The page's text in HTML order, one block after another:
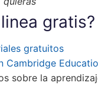
gratis?
gratuitos
Cambridge
sobre la